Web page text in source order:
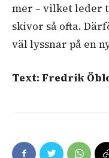
mer – vilket leder
skivor så ofta.
väl lyssnar på en
Text: Fredrik